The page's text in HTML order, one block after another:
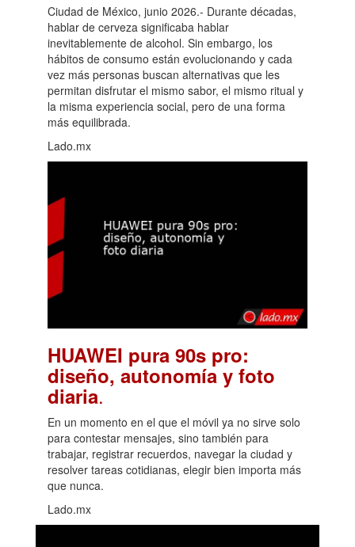
Ciudad de México, junio 2026.- Durante décadas,
hablar de cerveza significaba hablar
inevitablemente de alcohol. Sin embargo, los
hábitos de consumo están evolucionando y cada
vez más personas buscan alternativas que les
permitan disfrutar el mismo sabor, el mismo ritual y
la misma experiencia social, pero de una forma
más equilibrada.
Lado.mx
HUAWEI pura 90s pro:
diseño, autonomía y foto
diaria.
En un momento en el que el móvil ya no sirve solo
para contestar mensajes, sino también para
trabajar, registrar recuerdos, navegar la ciudad y
resolver tareas cotidianas, elegir bien importa más
que nunca.
Lado.mx